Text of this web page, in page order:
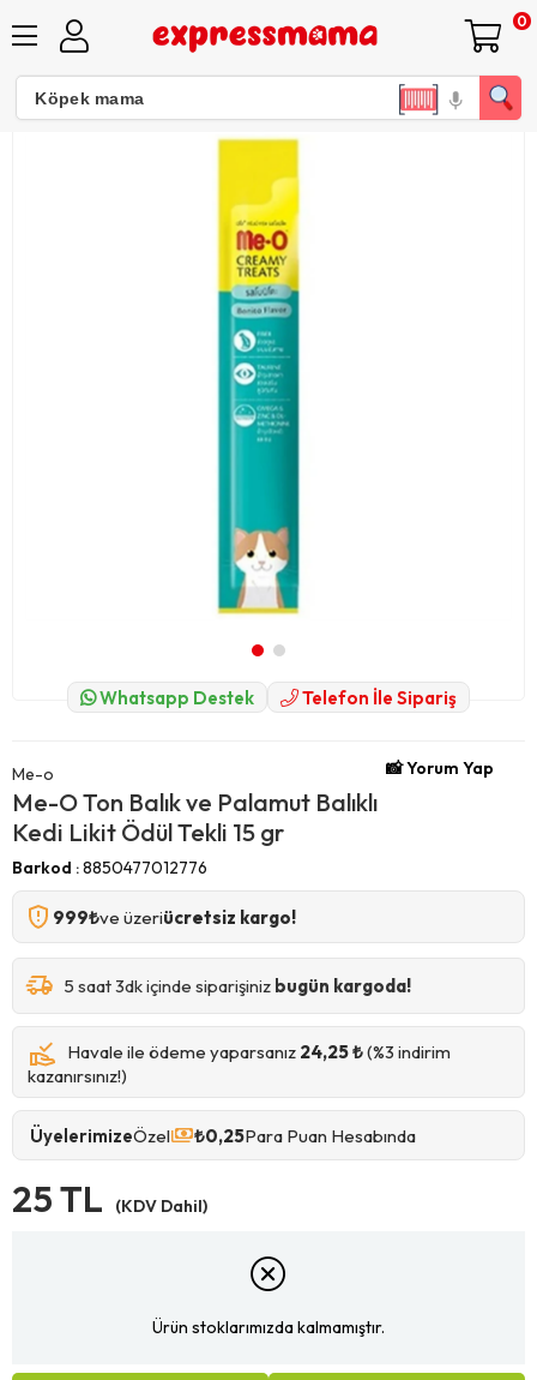
0
Whatsapp Destek Telefon İle Sipariş
Me-o
Me-O Ton Balık ve Palamut Balıklı
Kedi Likit Ödül Tekli 15 gr
📸 Yorum Yap
Barkod :8850477012776
999₺ve üzeriücretsiz kargo!
5 saat 3dk içinde siparişiniz bugün kargoda!
Havale ile ödeme yaparsanız 24,25 ₺(%3 indirim
kazanırsınız!)
ÜyelerimizeÖzel ₺0,25Para Puan Hesabında
25 TL (KDV Dahil)
Ürün stoklarımızda kalmamıştır.